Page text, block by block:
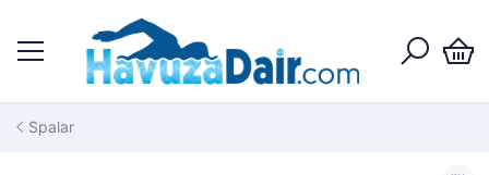
Spalar